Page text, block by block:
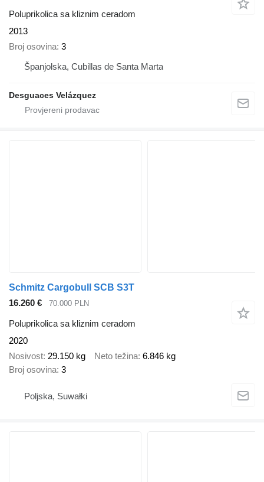
Poluprikolica sa kliznim ceradom
2013
Broj osovina 3
Španjolska, Cubillas de Santa Marta
Desguaces Velázquez
Schmitz Cargobull SCB S3T
16.260 €
70.000 PLN
Poluprikolica sa kliznim ceradom
2020
Nosivost 29.150 kg Neto težina 6.846 kg
Broj osovina 3
Poljska, Suwałki